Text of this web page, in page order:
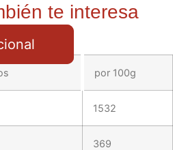
te interesa
por 100g
1532
369